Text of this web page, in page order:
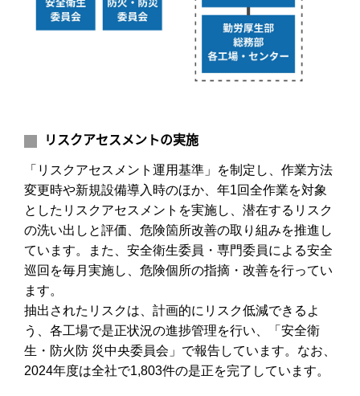
リスクアセスメントの実施
「リスクアセスメント運用基準」を制定し、作業方法
変更時や新規設備導入時のほか、年1回全作業を対象
としたリスクアセスメントを実施し、潜在するリスク
の洗い出しと評価、危険箇所改善の取り組みを推進し
ています。また、安全衛生委員・専門委員による安全
巡回を毎月実施し、危険個所の指摘・改善を行ってい
ます。
抽出されたリスクは、計画的にリスク低減できるよ
う、各工場で是正状況の進捗管理を行い、「安全衛
生・防火防 災中央委員会」で報告しています。なお、
2024年度は全社で1,803件の是正を完了しています。